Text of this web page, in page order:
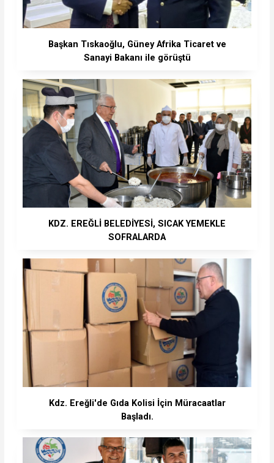
Başkan Tıskaoğlu, Güney Afrika Ticaret ve
Sanayi Bakanı ile görüştü
KDZ. EREĞLİ BELEDİYESİ, SICAK YEMEKLE
SOFRALARDA
Kdz. Ereğli'de Gıda Kolisi İçin Müracaatlar
Başladı.